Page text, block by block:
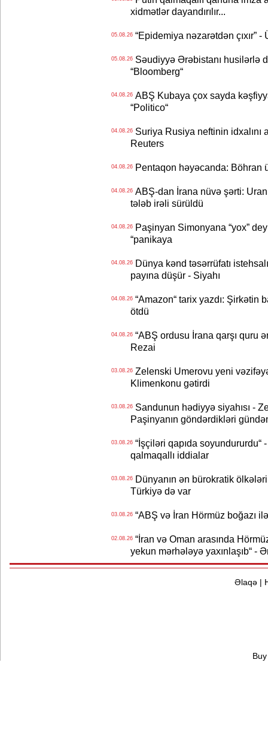
xidmətlər dayandırılır...
05.08.26“Epidemiya nəzarətdən çıxır” -
05.08.26Səudiyyə Ərəbistanı husilərlə
“Bloomberg“
04.08.26ABŞ Kubaya çox sayda
“Politico“
04.08.26Suriya Rusiya neftinin idxalını
Reuters
04.08.26Pentaqon həyəcanda: Böhran
04.08.26ABŞ-dan İrana nüvə şərti: Uran
tələb irəli sürüldü
04.08.26Paşinyan Simonyana “yox”
“panikaya
04.08.26Dünya kənd təsərrüfatı
payına düşür - Siyahı
04.08.26“Amazon“ tarix yazdı: Şirkətin
ötdü
04.08.26“ABŞ ordusu İrana qarşı quru
Rezai
03.08.26Zelenski Umerovu yeni
Klimenkonu gətirdi
03.08.26Sandunun hədiyyə siyahısı -
Paşinyanın göndərdikləri
03.08.26“İşçiləri qapıda soyundururdu“
qalmaqallı iddialar
03.08.26Dünyanın ən bürokratik ölkələri
Türkiyə də var
03.08.26“ABŞ və İran Hörmüz boğazı ilə
02.08.26“İran və Oman arasında
yekun mərhələyə yaxınlaşıb“ -
Əlaqə|